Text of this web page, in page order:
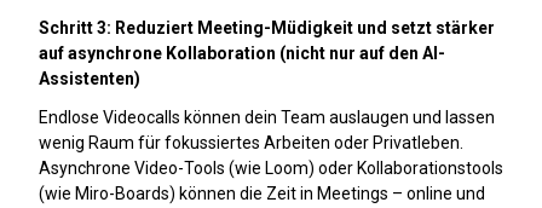
Schritt 3: Reduziert Meeting-Müdigkeit und setzt stärker
auf asynchrone Kollaboration (nicht nur auf den AI-
Assistenten)
Endlose Videocalls können dein Team auslaugen und lassen
wenig Raum für fokussiertes Arbeiten oder Privatleben.
Asynchrone Video-Tools (wie Loom) oder Kollaborationstools
(wie Miro-Boards) können die Zeit in Meetings – online und